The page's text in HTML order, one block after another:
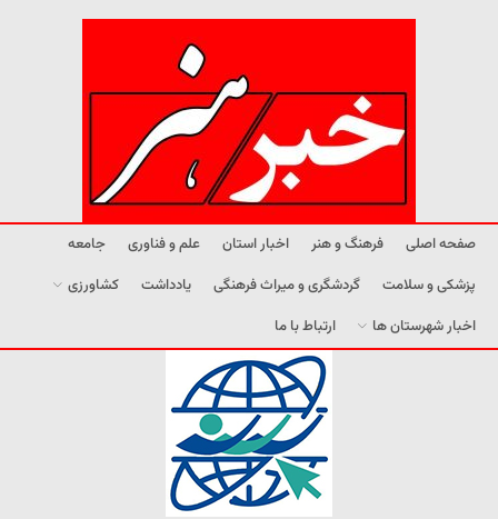
صفحه اصلی فرهنگ و هنر اخبار استان علم و فناوری
جامعه
پزشکی و سلامت
گردشگری و میراث فرهنگی یادداشت
کشاورزی
اخبار شهرستان ها
ارتباط با ما